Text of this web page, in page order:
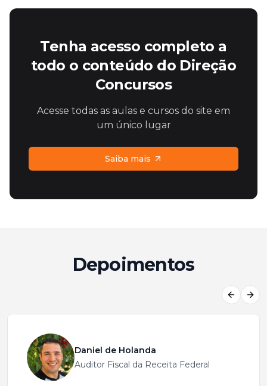
Tenha acesso completo a
todo o conteúdo do Direção
Concursos
Acesse todas as aulas e cursos do site em
um único lugar
Saiba mais
Depoimentos
Daniel de Holanda
Auditor Fiscal da Receita Federal